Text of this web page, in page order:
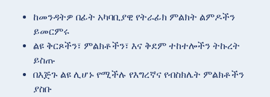
ከመንዳትዎ በፊት አካባቢያዊ የትራፊክ ምልክት ልምዶችን
ይመርምሩ
ልዩ ቅርጾችን፣ ምልክቶችን፣ እና ቅደም ተከተሎችን ትኩረት
ይስጡ
በእጅጉ ልዩ ሊሆኑ የሚችሉ የእግረኛና የብስክሌት ምልክቶችን
ያስቡ